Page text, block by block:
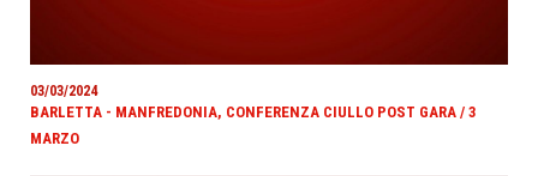
03/03/2024
BARLETTA - MANFREDONIA, CONFERENZA CIULLO POST GARA / 3
MARZO